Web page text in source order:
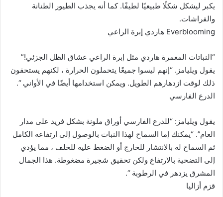
يكبر ليشكل شكلًا طبيعيًا لطيفًا. كما أنه يجذب الطيور الطنانة
والفراشات.
Everblooming هاردي إبرة الراعي
“النباتات المعمرة هاردي مثل إبرة الراعي عشاق الظل الجزئي!”
يقول ويليامز. “إنهم ليسوا جميعًا يتحملون الحرارة ، لكنهم يستحقون
ذلك لوقت ازدهارهم الطويل. ويمكن استخدامها أيضًا في الأواني “.
الدرع الفارسي
يقول ويليامز: “للدرع الفارسي أوراق ملونة بشكل فريد على مدار
العام”. “يمكنك إما السماح لهذا النبات بالوصول إلى ارتفاعه الكامل
ثم السماح له بالانتشار للخارج أو الضغط عليه للخلف ، مما يؤدي
إلى التضحية بالارتفاع ولكن تحقيق شجيرة مضغوطة. هذا الجمال
المشرق يزدهر في الرطوبة “.
قزم أزاليا